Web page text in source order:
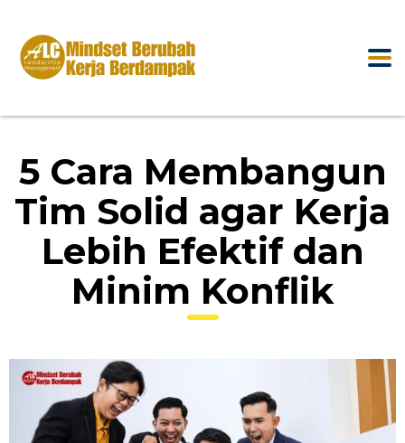
5 Cara Membangun
Tim Solid agar Kerja
Lebih Efektif dan
Minim Konflik